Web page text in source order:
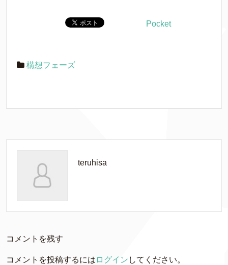
Pocket
構想フェーズ
teruhisa
コメントを残す
コメントを投稿するには ログイン してください。